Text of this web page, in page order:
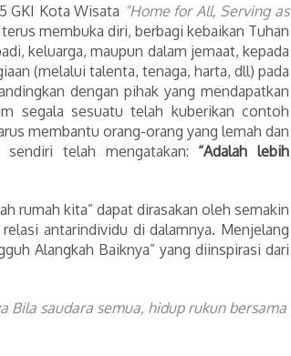
GKI Kota Wisata “Home for All, Serving as
membuka diri, berbagi kebaikan Tuhan
keluarga, maupun dalam jemaat, kepada
(melalui talenta, tenaga, harta, dll) pada
dengan pihak yang mendapatkan
segala sesuatu telah kuberikan contoh
membantu orang-orang yang lemah dan
telah mengatakan: “Adalah lebih
rumah kita” dapat dirasakan oleh semakin
antarindividu di dalamnya. Menjelang
Alangkah Baiknya” yang diinspirasi dari
Bila saudara semua, hidup rukun bersama